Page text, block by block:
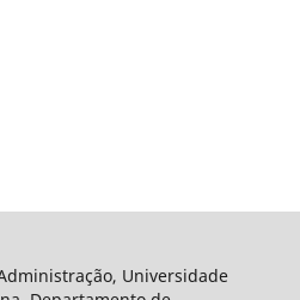
Universidade